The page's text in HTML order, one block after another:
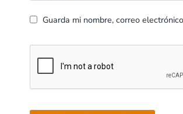
Guarda mi nombre, correo